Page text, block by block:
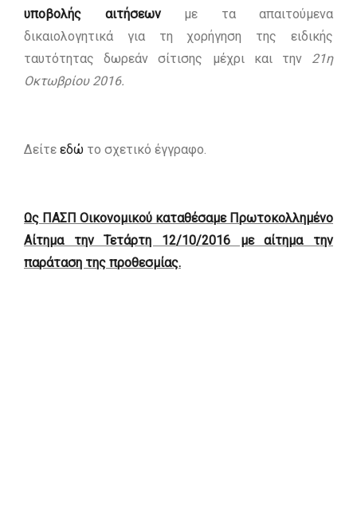
υποβολής αιτήσεωνμε τα απαιτούμενα
δικαιολογητικά για τη χορήγηση της ειδικής
ταυτότητας δωρεάν σίτισης μέχρι και την 21η
Οκτωβρίου 2016.
Δείτε εδώ το σχετικό έγγραφο.
Ως ΠΑΣΠ Οικονομικού καταθέσαμε Πρωτοκολλημένο
Αίτημα την Τετάρτη 12/10/2016 με αίτημα την
παράταση της προθεσμίας.